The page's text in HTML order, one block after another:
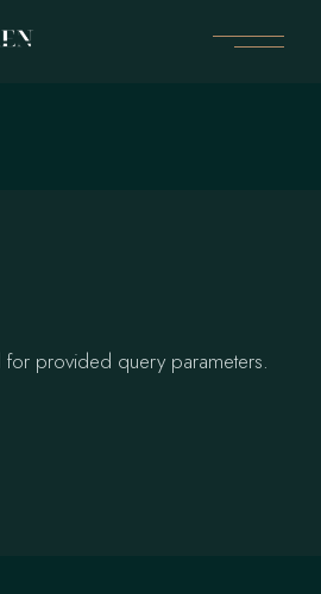
provided query parameters.